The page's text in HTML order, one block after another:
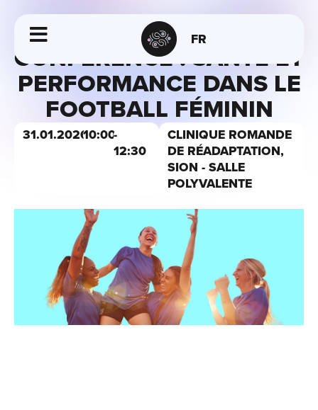
FR
CONFÉRENCE : SANTÉ ET
PERFORMANCE DANS LE
FOOTBALL FÉMININ
31.01.202610:00-
12:30
CLINIQUE ROMANDE
DE RÉADAPTATION,
SION - SALLE
POLYVALENTE